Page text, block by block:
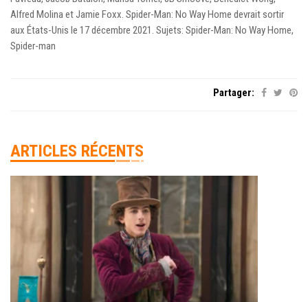
Alfred Molina et Jamie Foxx. Spider-Man: No Way Home devrait sortir
aux États-Unis le 17 décembre 2021. Sujets: Spider-Man: No Way Home,
Spider-man
Partager:
ARTICLES RÉCENTS